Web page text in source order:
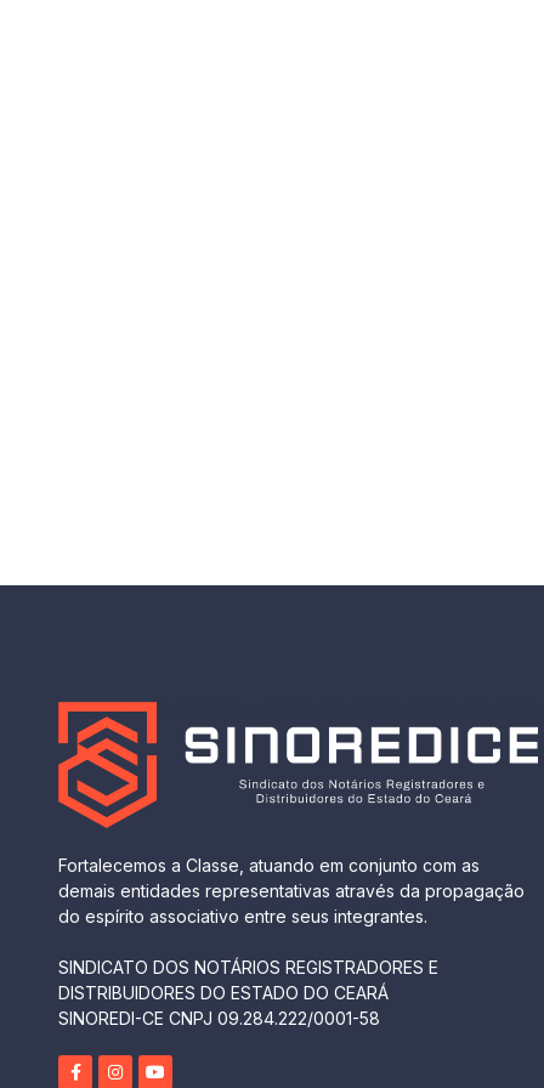
Fortalecemos a Classe, atuando em conjunto com as
demais entidades representativas através da propagação
do espírito associativo entre seus integrantes.
SINDICATO DOS NOTÁRIOS REGISTRADORES E
DISTRIBUIDORES DO ESTADO DO CEARÁ
SINOREDI-CE CNPJ 09.284.222/0001-58